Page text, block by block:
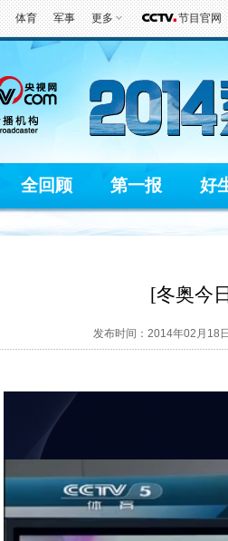
体育 军事 更多 节目官网
全回顾 第一报 好
[冬奥今
发布时间：2014年02月18